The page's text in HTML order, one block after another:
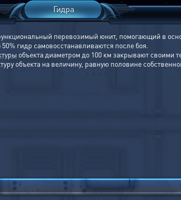
Гидра
перевозимый юнит, помогающий в
гидр самовосстанавливаются после боя.
объекта диаметром до 100 км закрывают своими
объекта на величину, равную половине